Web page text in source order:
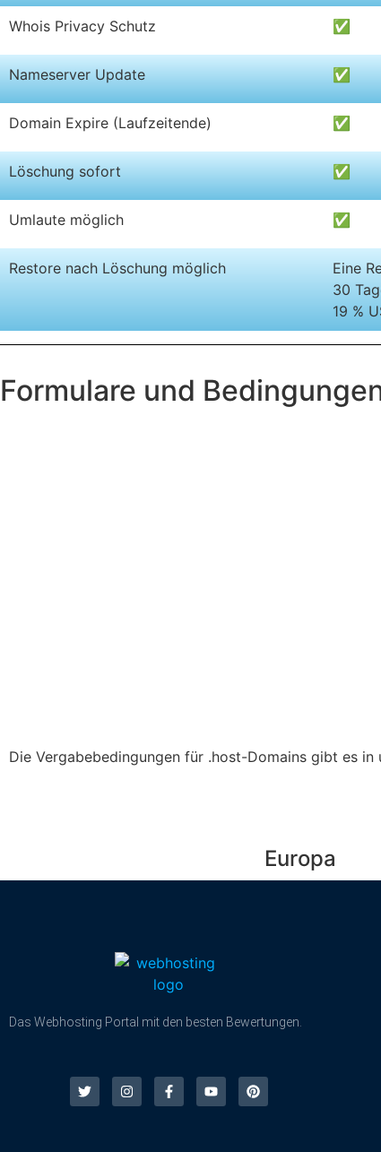
Whois Privacy Schutz ✅
Nameserver Update ✅
Domain Expire (Laufzeitende) ✅
Löschung sofort ✅
Umlaute möglich ✅
Restore nach Löschung möglich
Eine
30
19 %
Formulare und
Die Vergabebedingungen für .host-Domains gibt es in
Europa
Das Webhosting Portal mit den besten Bewertungen.